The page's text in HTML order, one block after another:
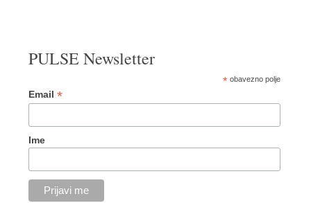
PULSE Newsletter
*obavezno polje
Email *
Ime